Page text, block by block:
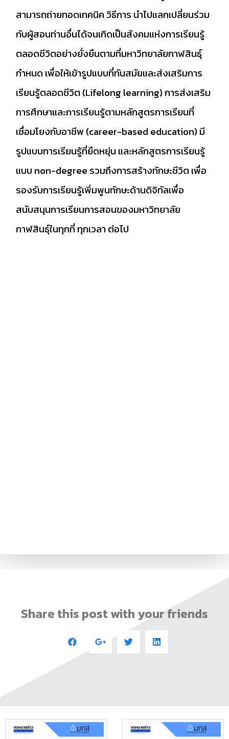
สามารถถ่ายทอดเทคนิค วิธีการ นำไปแลกเปลี่ยนร่วม
กับผู้สอนท่านอื่นได้จนเกิดเป็นสังคมแห่งการเรียนรู้
ตลอดชีวิตอย่างยั่งยืนตามที่มหาวิทยาลัยกาฬสินธุ์
กำหนด เพื่อให้เข้ารูปแบบที่ทันสมัยและส่งเสริมการ
เรียนรู้ตลอดชีวิต (Lifelong learning) การส่งเสริม
การศึกษาและการเรียนรู้ตามหลักสูตรการเรียนที่
เชื่อมโยงกับอาชีพ (career-based education) มี
รูปแบบการเรียนรู้ที่ยืดหยุ่น และหลักสูตรการเรียนรู้
แบบ non-degree รวมถึงการสร้างทักษะชีวิต เพื่อ
รองรับการเรียนรู้เพิ่มพูนทักษะด้านดิจิทัลเพื่อ
สนับสนุนการเรียนการสอนของมหาวิทยาลัย
กาฬสินธุ์ในทุกที่ ทุกเวลา ต่อไป
Share this post with your friends